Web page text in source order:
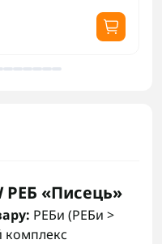
РЕБ «Писець»
РЕБи (РЕБи >
комплекс